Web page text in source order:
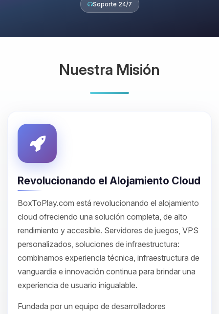
Soporte 24/7
Nuestra Misión
Revolucionando el Alojamiento Cloud
BoxToPlay.com está revolucionando el alojamiento
cloud ofreciendo una solución completa, de alto
rendimiento y accesible. Servidores de juegos, VPS
personalizados, soluciones de infraestructura:
combinamos experiencia técnica, infraestructura de
vanguardia e innovación continua para brindar una
experiencia de usuario inigualable.
Fundada por un equipo de desarrolladores